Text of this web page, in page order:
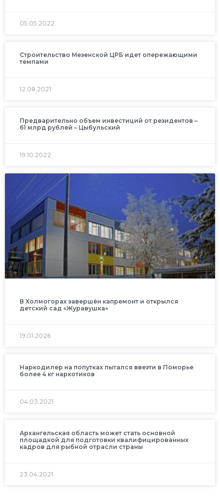
05.05.2022
Строительство Мезенской ЦРБ идет опережающими
темпами
12.08.2021
Предварительно объем инвестиций от резидентов –
61 млрд рублей – Цыбульский
19.10.2022
В Холмогорах завершён капремонт и открылся
детский сад «Журавушка»
19.01.2026
Наркодилер на попутках пытался ввезти в Поморье
более 4 кг наркотиков
04.03.2021
Архангельская область может стать основной
площадкой для подготовки квалифицированных
кадров для рыбной отрасли страны
23.04.2021